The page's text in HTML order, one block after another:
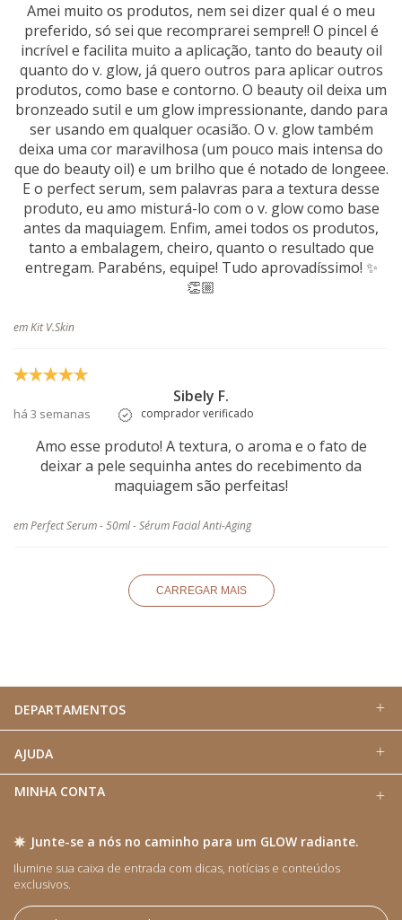
Amei muito os produtos, nem sei dizer qual é o meu
preferido, só sei que recomprarei sempre!! O pincel é
incrível e facilita muito a aplicação, tanto do beauty oil
quanto do v. glow, já quero outros para aplicar outros
produtos, como base e contorno. O beauty oil deixa um
bronzeado sutil e um glow impressionante, dando para
ser usando em qualquer ocasião. O v. glow também
deixa uma cor maravilhosa (um pouco mais intensa do
que do beauty oil) e um brilho que é notado de longeee.
E o perfect serum, sem palavras para a textura desse
produto, eu amo misturá-lo com o v. glow como base
antes da maquiagem. Enfim, amei todos os produtos,
tanto a embalagem, cheiro, quanto o resultado que
entregam. Parabéns, equipe! Tudo aprovadíssimo! ✨
👏🏼
em Kit V.Skin
Sibely F.
há 3 semanas comprador verificado
Amo esse produto! A textura, o aroma e o fato de
deixar a pele sequinha antes do recebimento da
maquiagem são perfeitas!
em Perfect Serum - 50ml - Sérum Facial Anti-Aging
CARREGAR MAIS
DEPARTAMENTOS
AJUDA
MINHA CONTA
Junte-se a nós no caminho para um GLOW radiante.
Ilumine sua caixa de entrada com dicas, notícias e conteúdos
exclusivos.​